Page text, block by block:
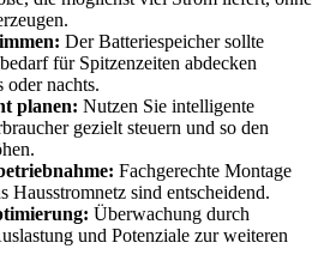
Der Batteriespeicher sollte
für Spitzenzeiten abdecken
oder nachts.
planen: Nutzen Sie intelligente
gezielt steuern und so den
Fachgerechte Montage
Hausstromnetz sind entscheidend.
Überwachung durch
und Potenziale zur weiteren